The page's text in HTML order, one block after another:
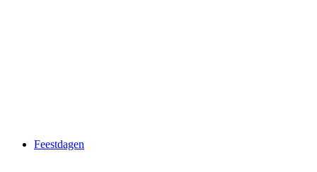
Feestdagen